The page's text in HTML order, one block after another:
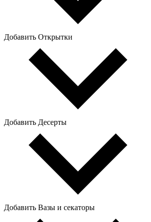
Добавить Открытки
Добавить Десерты
Добавить Вазы и секаторы